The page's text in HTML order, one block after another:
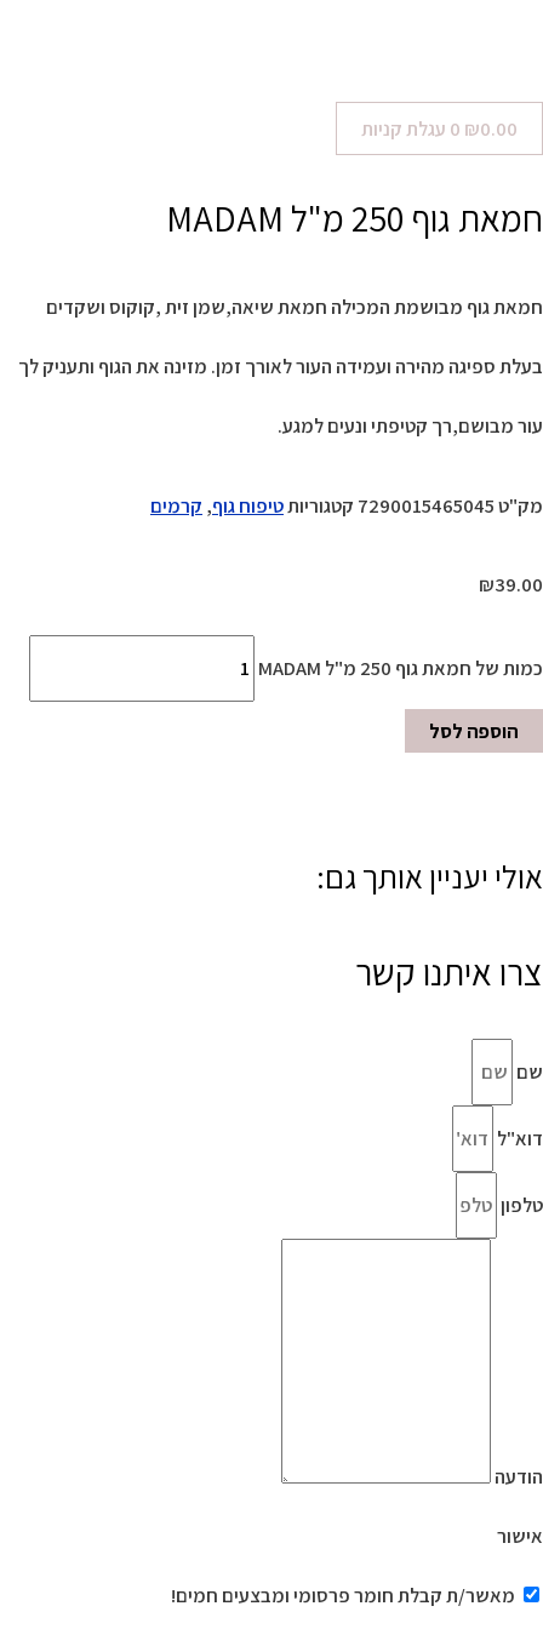
₪0.00
0 עגלת קניות
חמאת גוף 250 מ"ל MADAM
חמאת גוף מבושמת המכילה חמאת שיאה,שמן זית ,קוקוס ושקדים
בעלת ספיגה מהירה ועמידה העור לאורך זמן. מזינה את הגוף ותעניק לך
עור מבושם,רך קטיפתי ונעים למגע.
מק"ט7290015465045 קטגוריותטיפוח גוף, קרמים
₪39.00
כמות של חמאת גוף 250 מ"ל MADAM
הוספה לסל
אולי יעניין אותך גם:
צרו איתנו קשר
שם
דוא"ל
טלפון
הודעה
אישור
מאשר/ת קבלת חומר פרסומי ומבצעים חמים!